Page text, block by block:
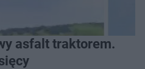
asfalt traktorem.